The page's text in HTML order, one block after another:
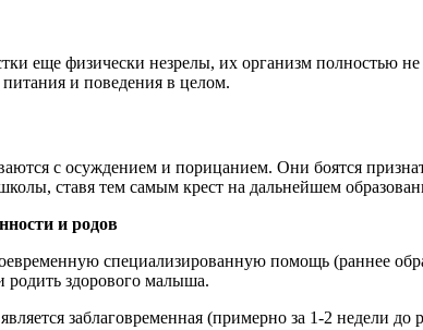
еще физически незрелы, их организм полностью
и поведения в целом.
с осуждением и порицанием. Они боятся
ставя тем самым крест на дальнейшем
и родов
специализированную помощь (раннее
здорового малыша.
заблаговременная (примерно за 1-2 недели до